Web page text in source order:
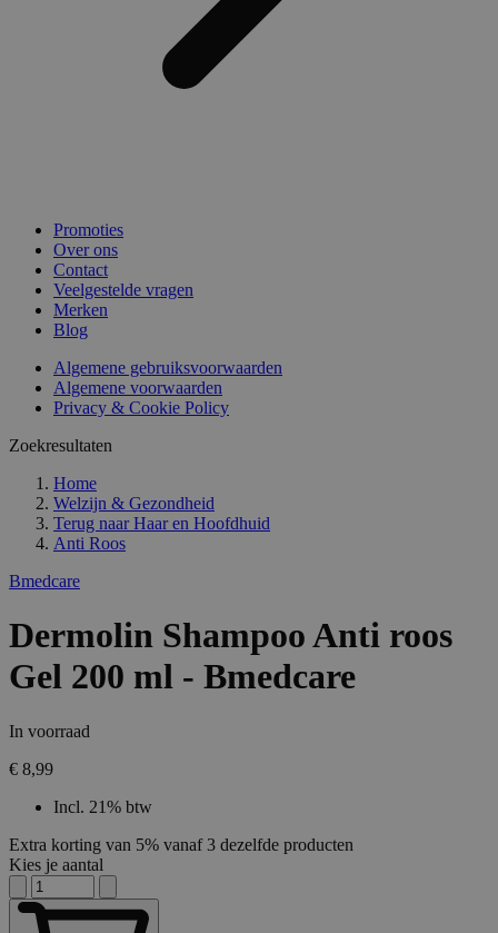
Promoties
Over ons
Contact
Veelgestelde vragen
Merken
Blog
Algemene gebruiksvoorwaarden
Algemene voorwaarden
Privacy & Cookie Policy
Zoekresultaten
Home
Welzijn & Gezondheid
Terug naar Haar en Hoofdhuid
Anti Roos
Bmedcare
Dermolin Shampoo Anti roos
Gel 200 ml - Bmedcare
In voorraad
€ 8,99
Incl. 21% btw
Extra korting van 5% vanaf 3 dezelfde producten
Kies je aantal